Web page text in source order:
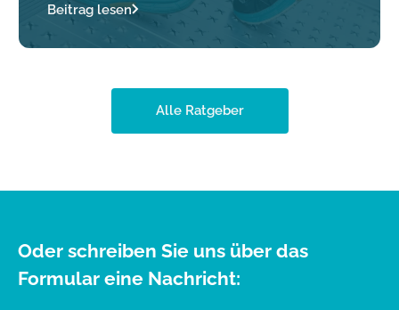
Beitrag lesen
Alle Ratgeber
Oder schreiben Sie uns über das
Formular eine Nachricht: